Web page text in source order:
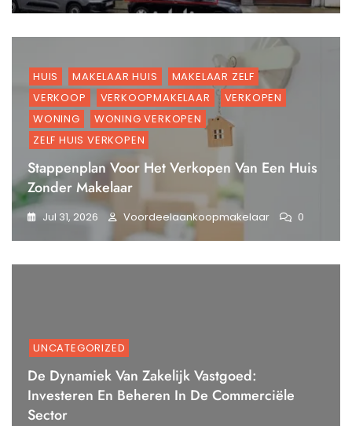
HUIS MAKELAAR HUIS
MAKELAAR ZELF
VERKOOP
VERKOOPMAKELAAR
VERKOPEN
WONING
WONING VERKOPEN
ZELF HUIS VERKOPEN
Stappenplan Voor Het Verkopen Van Een Huis
Zonder Makelaar
Jul 31, 2026 Voordeelaankoopmakelaar 0
UNCATEGORIZED
De Dynamiek Van Zakelijk Vastgoed:
Investeren En Beheren In De Commerciële
Sector